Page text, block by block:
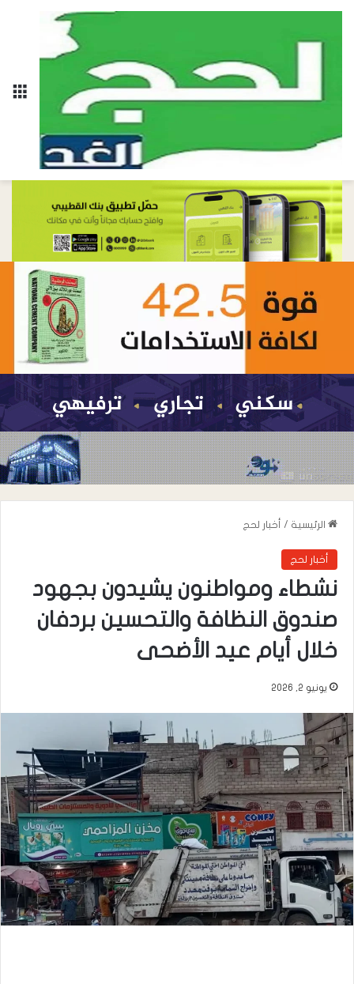
الرئيسية / أخبار لحج
أخبار لحج
نشطاء ومواطنون يشيدون بجهود
صندوق النظافة والتحسين بردفان
خلال أيام عيد الأضحى
يونيو 2, 2026